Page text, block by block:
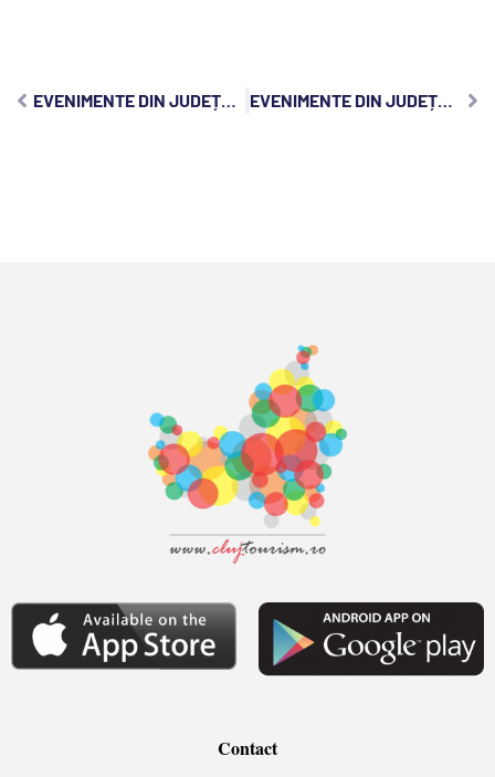
EVENIMENTE DIN JUDEȚUL CLUJ, MARȚI, 9 SEPTEMBRIE 2025: EVENIMENTE DIN JUDEȚUL CLUJ, JOI, 11 SEPTEMBRIE 2025:
Contact